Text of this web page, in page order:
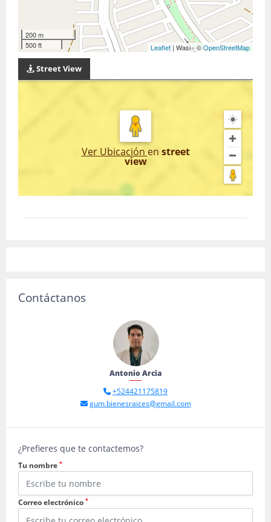
200 m
500 ft
Leaflet | Wasi - ©OpenStreetMap
Street View
Ver Ubicación en street
view
Contáctanos
Antonio Arcia
+524421175819
gum.bienesraices@gmail.com
¿Prefieres que te contactemos?
Tu nombre *
Correo electrónico *